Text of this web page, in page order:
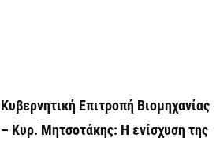
Κυβερνητική Επιτροπή Βιομηχανίας
– Κυρ. Μητσοτάκης: Η ενίσχυση της